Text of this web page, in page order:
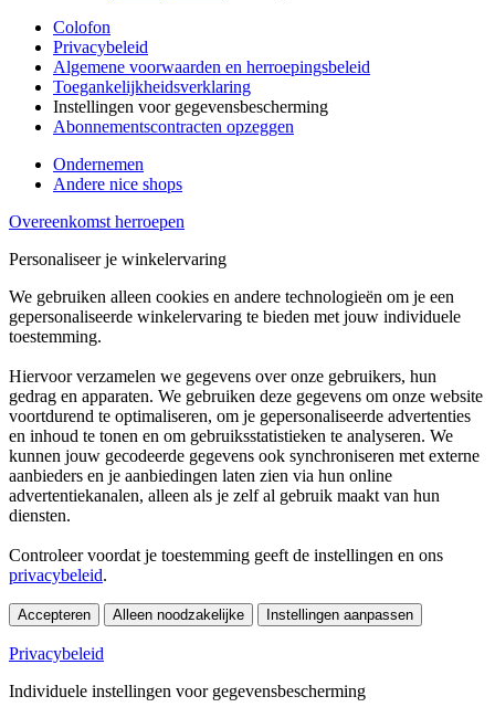
Colofon
Privacybeleid
Algemene voorwaarden en herroepingsbeleid
Toegankelijkheidsverklaring
Instellingen voor gegevensbescherming
Abonnementscontracten opzeggen
Ondernemen
Andere nice shops
Overeenkomst herroepen
Personaliseer je winkelervaring
We gebruiken alleen cookies en andere technologieën om je een
gepersonaliseerde winkelervaring te bieden met jouw individuele
toestemming.
Hiervoor verzamelen we gegevens over onze gebruikers, hun
gedrag en apparaten. We gebruiken deze gegevens om onze website
voortdurend te optimaliseren, om je gepersonaliseerde advertenties
en inhoud te tonen en om gebruiksstatistieken te analyseren. We
kunnen jouw gecodeerde gegevens ook synchroniseren met externe
aanbieders en je aanbiedingen laten zien via hun online
advertentiekanalen, alleen als je zelf al gebruik maakt van hun
diensten.
Controleer voordat je toestemming geeft de instellingen en ons
privacybeleid.
Accepteren Alleen noodzakelijke Instellingen aanpassen
Privacybeleid
Individuele instellingen voor gegevensbescherming